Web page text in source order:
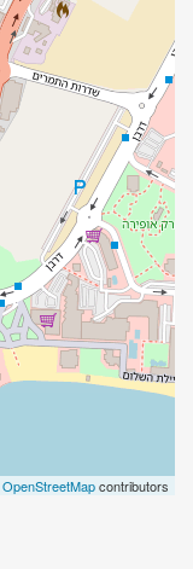
OpenStreetMapcontributors